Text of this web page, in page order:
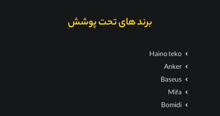
برند های تحت پوشش
Haino teko
Anker
Baseus
Mifa
Bomidi